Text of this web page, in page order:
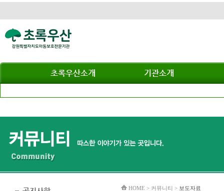
초록우산소개 기관소개
HOME > 커뮤니티 > 보도자료